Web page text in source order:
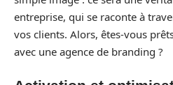
entreprise, qui se raconte à
vos clients. Alors, êtes-vous
avec une agence de branding ?